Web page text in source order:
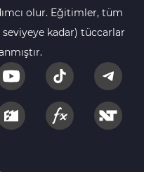
olur. Eğitimler, tüm
kadar) tüccarlar